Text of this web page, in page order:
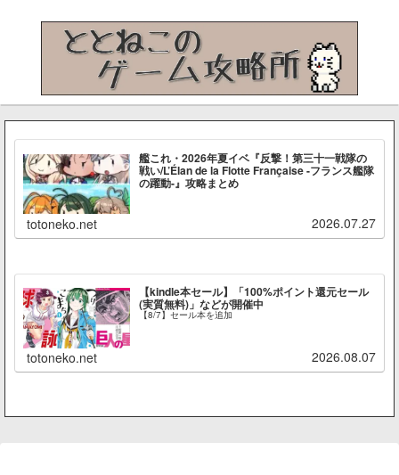
艦これ・2026年夏イベ『反撃！第三十一戦隊の
戦い/L’Élan de la Flotte Française -フランス艦隊
の躍動-』攻略まとめ
totoneko.net 2026.07.27
【kindle本セール】「100%ポイント還元セール
(実質無料)」などが開催中
【8/7】セール本を追加
totoneko.net 2026.08.07